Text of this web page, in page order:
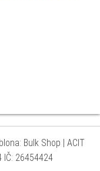
Bulk Shop | ACIT
IČ: 26454424